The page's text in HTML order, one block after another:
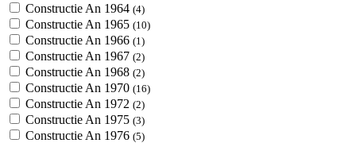
Constructie An 1964 (4)
Constructie An 1965 (10)
Constructie An 1966 (1)
Constructie An 1967 (2)
Constructie An 1968 (2)
Constructie An 1970 (16)
Constructie An 1972 (2)
Constructie An 1975 (3)
Constructie An 1976 (5)